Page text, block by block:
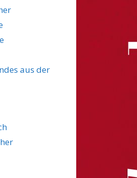
aus der